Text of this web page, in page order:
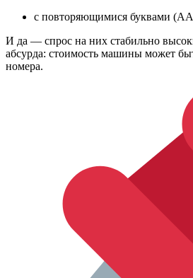
с повторяющимися буквами
И да — спрос на них стабильно
абсурда: стоимость машины может
номера.